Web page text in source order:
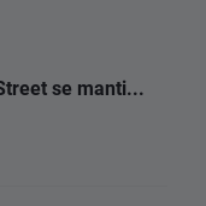
se manti...